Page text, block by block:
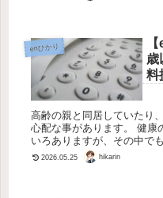
enひかり
歳
料
高齢の親と同居していたり
心配な事があります。 健康
いろありますが、その中で
詐欺事件。いわゆる「振り
すい（ご自分...
2026.05.25 hikarin